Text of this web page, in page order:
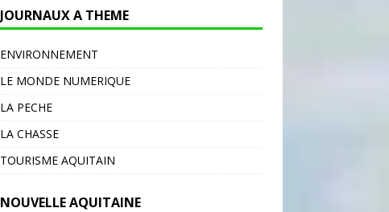
JOURNAUX A THEME
ENVIRONNEMENT
LE MONDE NUMERIQUE
LA PECHE
LA CHASSE
TOURISME AQUITAIN
NOUVELLE AQUITAINE